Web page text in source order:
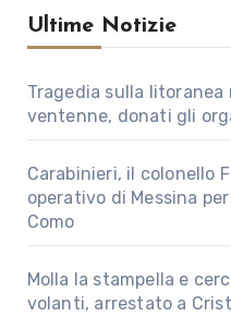
Ultime Notizie
Tragedia sulla litoranea
ventenne, donati gli
Carabinieri, il colonello
operativo di Messina
Como
Molla la stampella e
volanti, arrestato a